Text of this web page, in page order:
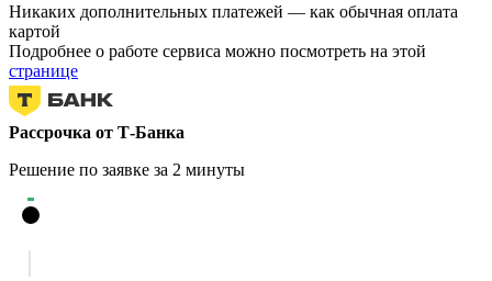
Никаких дополнительных платежей — как обычная оплата
картой
Подробнее о работе сервиса можно посмотреть на этой
странице
Рассрочка от Т-Банка
Решение по заявке за 2 минуты